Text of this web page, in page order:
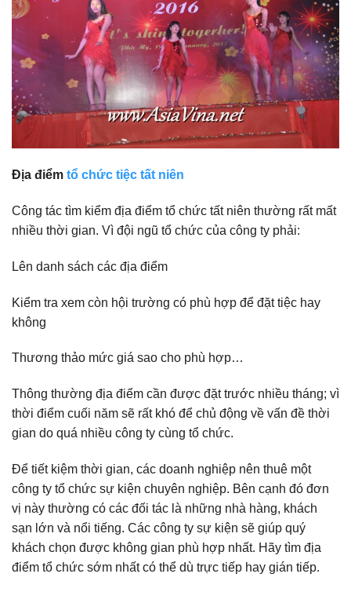
Địa điểm tổ chức tiệc tất niên
Công tác tìm kiểm địa điểm tổ chức tất niên thường rất mất
nhiều thời gian. Vì đội ngũ tổ chức của công ty phải:
Lên danh sách các địa điểm
Kiểm tra xem còn hội trường có phù hợp để đặt tiệc hay
không
Thương thảo mức giá sao cho phù hợp…
Thông thường địa điểm cần được đặt trước nhiều tháng; vì
thời điểm cuối năm sẽ rất khó để chủ động về vấn đề thời
gian do quá nhiều công ty cùng tổ chức.
Để tiết kiệm thời gian, các doanh nghiệp nên thuê một
công ty tổ chức sự kiện chuyên nghiệp. Bên cạnh đó đơn
vị này thường có các đối tác là những nhà hàng, khách
sạn lớn và nổi tiếng. Các công ty sự kiện sẽ giúp quý
khách chọn được không gian phù hợp nhất. Hãy tìm địa
điểm tổ chức sớm nhất có thể dù trực tiếp hay gián tiếp.